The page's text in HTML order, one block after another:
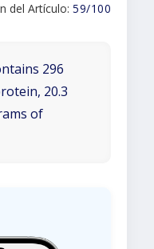
del Artículo: 59/100
296
20.3
of